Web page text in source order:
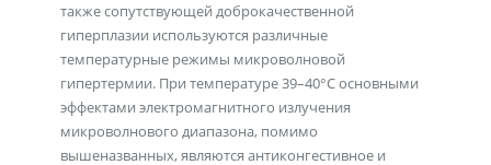
также сопутствующей доброкачественной
гиперплазии используются различные
температурные режимы микроволновой
гипертермии. При температуре 39–40°С основными
эффектами электромагнитного излучения
микроволнового диапазона, помимо
вышеназванных, являются антиконгестивное и